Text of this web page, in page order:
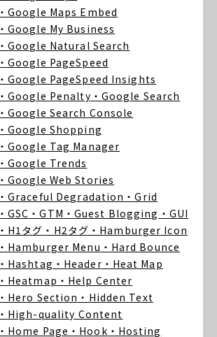
・Google Maps Embed
・Google My Business
・Google Natural Search
・Google PageSpeed
・Google PageSpeed Insights
・Google Penalty ・Google Search
・Google Search Console
・Google Shopping
・Google Tag Manager
・Google Trends
・Google Web Stories
・Graceful Degradation ・Grid
・GSC ・GTM ・Guest Blogging ・GUI
・H1タグ ・H2タグ ・Hamburger Icon
・Hamburger Menu ・Hard Bounce
・Hashtag ・Header ・Heat Map
・Heatmap ・Help Center
・Hero Section ・Hidden Text
・High-quality Content
・Home Page ・Hook ・Hosting